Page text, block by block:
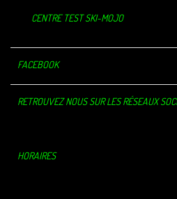
CENTRE TEST SKI-MOJO
FACEBOOK
RETROUVEZ NOUS SUR LES RÉSEAUX
HORAIRES